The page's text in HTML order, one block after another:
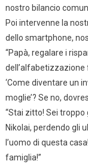
nostro bilancio
Poi intervenne la
dello smartphone,
“Papà, regalare i
dell’alfabetizzazione
‘Come diventare un
moglie’? Se no,
“Stai zitto! Sei troppo
Nikolai, perdendo gli
l’uomo di questa
famiglia!”